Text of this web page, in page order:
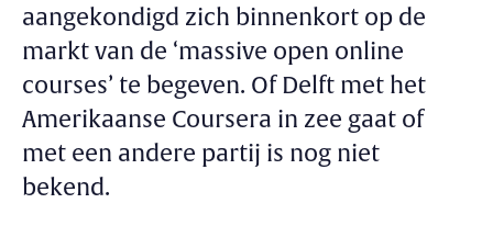
aangekondigd zich binnenkort op de
markt van de ‘massive open online
courses’ te begeven. Of Delft met het
Amerikaanse Coursera in zee gaat of
met een andere partij is nog niet
bekend.